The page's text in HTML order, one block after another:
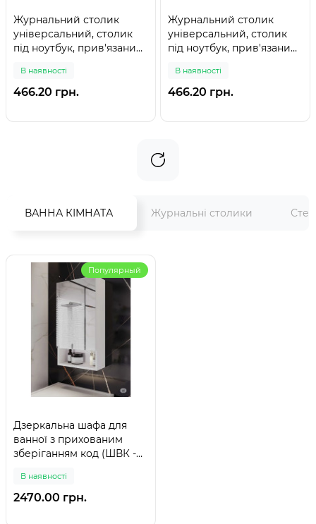
Журнальний столик
універсальний, столик
під ноутбук, прив'язаний
В наявності
466.20 грн.
Журнальний столик
універсальний, столик
під ноутбук, прив'язаний
В наявності
466.20 грн.
ВАННА КІМНАТА Журнальні столики
Популярный
Дзеркальна шафа для
ванної з прихованим
зберіганням код (ШВК -
В наявності
2470.00 грн.